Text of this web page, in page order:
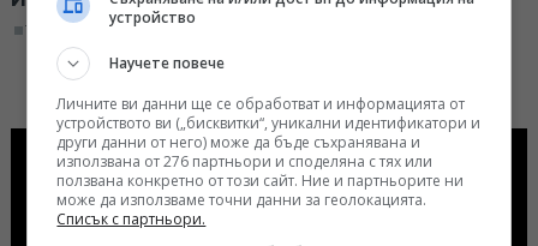
13:15, 07.05.2026
устройство
Научете повече
Личните ви данни ще се обработват и информацията от
устройството ви („бисквитки“, уникални идентификатори и
други данни от него) може да бъде съхранявана и
използвана от 276 партньори и споделяна с тях или
ползвана конкретно от този сайт. Ние и партньорите ни
може да използваме точни данни за геолокацията.
Списък с партньори.